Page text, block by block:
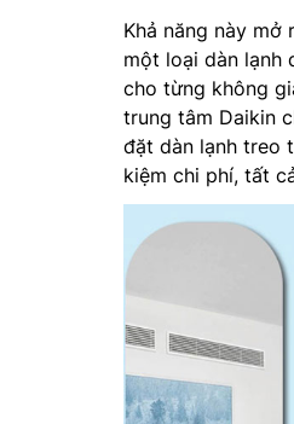
Khả năng này
một loại dàn lạnh
cho từng không
trung tâm Daikin
đặt dàn lạnh treo
kiệm chi phí, tất